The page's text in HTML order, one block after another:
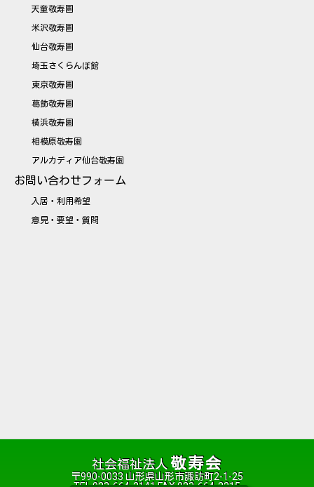
天童敬寿園
米沢敬寿園
仙台敬寿園
埼玉さくらんぼ館
東京敬寿園
葛飾敬寿園
横浜敬寿園
相模原敬寿園
アルカディア仙台敬寿園
お問い合わせフォーム
入居・利用希望
意見・要望・質問
社会福祉法人敬寿会
〒990-0033 山形県山形市諏訪町2-1-25